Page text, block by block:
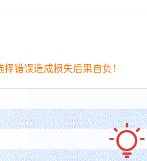
错误造成损失后果自负！
